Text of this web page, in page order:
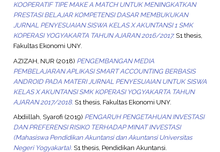
KOOPERATIF TIPE MAKE A MATCH UNTUK MENINGKATKAN
PRESTASI BELAJAR KOMPETENSI DASAR MEMBUKUKAN
JURNAL PENYESUAIAN SISWA KELAS X AKUNTANSI 1 SMK
KOPERASI YOGYAKARTA TAHUN AJARAN 2016/2017.S1 thesis,
Fakultas Ekonomi UNY.
AZIZAH, NUR (2018) PENGEMBANGAN MEDIA
PEMBELAJARAN APLIKASI SMART ACCOUNTING BERBASIS
ANDROID PADA MATERI JURNAL PENYESUAIAN UNTUK SISWA
KELAS X AKUNTANSI SMK KOPERASI YOGYAKARTA TAHUN
AJARAN 2017/2018. S1 thesis, Fakultas Ekonomi UNY.
Abdiillah, Syarofi (2019) PENGARUH PENGETAHUAN INVESTASI
DAN PREFERENSI RISIKO TERHADAP MINAT INVESTASI
(Mahasiswa Pendidikan Akuntansi dan Akuntansi Universitas
Negeri Yogyakarta). S1 thesis, Pendidikan Akuntansi.